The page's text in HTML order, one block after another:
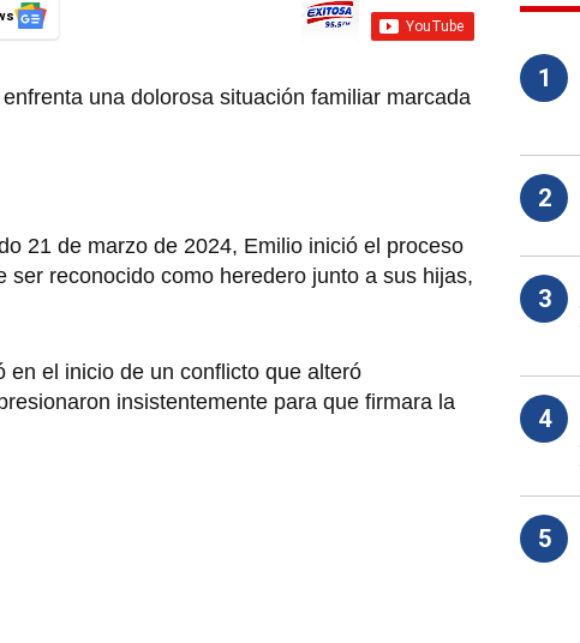
enfrenta una dolorosa situación familiar marcada
21 de marzo de 2024, Emilio inició el proceso
reconocido como heredero junto a sus hijas,
en el inicio de un conflicto que alteró
insistentemente para que firmara la
1
2
3
4
5